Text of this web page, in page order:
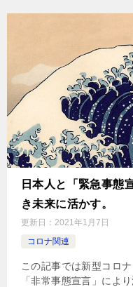
日本人と「緊急事態
き未来に活かす。
更新日： 2021年1月7日
コロナ関連
この記事では新型コロ
「非常事態宣言」によ